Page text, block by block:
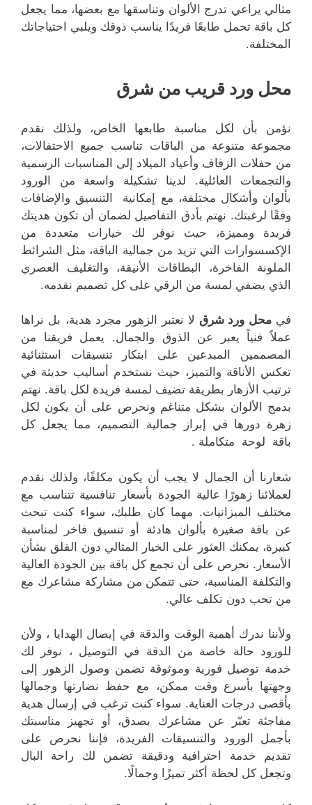
مثالي يراعي تدرج الألوان وتناسقها مع بعضها، مما يجعل
كل باقة تحمل طابعًا فريدًا يناسب ذوقك ويلبي احتياجاتك
المختلفة.
محل ورد قريب من شرق
نؤمن بأن لكل مناسبة طابعها الخاص، ولذلك نقدم
مجموعة متنوعة من الباقات تناسب جميع الاحتفالات،
من حفلات الزفاف وأعياد الميلاد إلى المناسبات الرسمية
والتجمعات العائلية. لدينا تشكيلة واسعة من الورود
بألوان وأشكال مختلفة، مع إمكانية التنسيق والإضافات
وفقًا لرغبتك. نهتم بأدق التفاصيل لضمان أن تكون هديتك
فريدة ومميزة، حيث نوفر لك خيارات متعددة من
الإكسسوارات التي تزيد من جمالية الباقة، مثل الشرائط
الملونة الفاخرة، البطاقات الأنيقة، والتغليف العصري
الذي يضفي لمسة من الرقي على كل تصميم نقدمه.
فيمحل ورد شرق لا نعتبر الزهور مجرد هدية، بل نراها
عملاً فنياً يعبر عن الذوق والجمال. يعمل فريقنا من
المصممين المبدعين على ابتكار تنسيقات استثنائية
تعكس الأناقة والتميز، حيث نستخدم أساليب حديثة في
ترتيب الأزهار بطريقة تضيف لمسة فريدة لكل باقة. نهتم
بدمج الألوان بشكل متناغم ونحرص على أن يكون لكل
زهرة دورها في إبراز جمالية التصميم، مما يجعل كل
باقة لوحة متكاملة .
شعارنا أن الجمال لا يجب أن يكون مكلفًا، ولذلك نقدم
لعملائنا زهورًا عالية الجودة بأسعار تنافسية تتناسب مع
مختلف الميزانيات. مهما كان طلبك، سواء كنت تبحث
عن باقة صغيرة بألوان هادئة أو تنسيق فاخر لمناسبة
كبيرة، يمكنك العثور على الخيار المثالي دون القلق بشأن
الأسعار. نحرص على أن تجمع كل باقة بين الجودة العالية
والتكلفة المناسبة، حتى تتمكن من مشاركة مشاعرك مع
من تحب دون تكلف عالي.
ولأننا ندرك أهمية الوقت والدقة في إيصال الهدايا ، ولأن
للورود حالة خاصة من الدقة في التوصيل ، نوفر لك
خدمة توصيل فورية وموثوقة تضمن وصول الزهور إلى
وجهتها بأسرع وقت ممكن، مع حفظ نضارتها وجمالها
بأقصى درجات العناية. سواء كنت ترغب في إرسال هدية
مفاجئة تعبّر عن مشاعرك بصدق، أو تجهيز مناسبتك
بأجمل الورود والتنسيقات الفريدة، فإننا نحرص على
تقديم خدمة احترافية ودقيقة تضمن لك راحة البال
وتجعل كل لحظة أكثر تميزًا وجمالًا.